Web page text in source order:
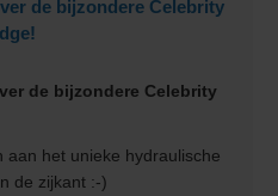
de bijzondere Celebrity
aan het unieke hydraulische
de zijkant :-)